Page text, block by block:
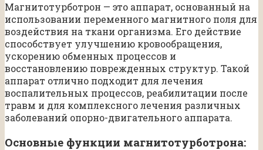
Магнитотурботрон — это аппарат, основанный на
использовании переменного магнитного поля для
воздействия на ткани организма. Его действие
способствует улучшению кровообращения,
ускорению обменных процессов и
восстановлению поврежденных структур. Такой
аппарат отлично подходит для лечения
воспалительных процессов, реабилитации после
травм и для комплексного лечения различных
заболеваний опорно-двигательного аппарата.
Основные функции магнитотурботрона: